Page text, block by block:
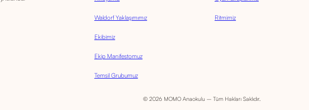
Waldorf Yaklaşımımız
Ekibimiz
Ekip Manifestomuz
Temsil Grubumuz
Ritmimiz
© 2026 MOMO Anaokulu – Tüm Hakları Saklıdır.